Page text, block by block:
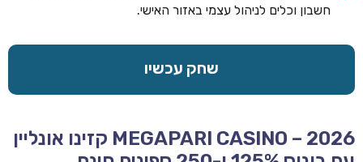
חשבון וכלים לניהול עצמי באזור האישי.
שחק עכשיו
MEGAPARI CASINO – 2026 קזינו אונליין